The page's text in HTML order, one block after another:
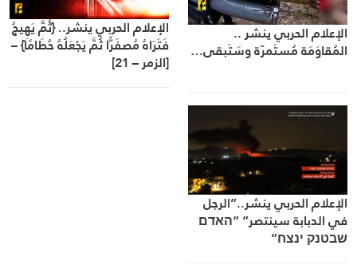
الإعلام الحربي ينشر ..
المُقاوَمَة مُستَمرّة وسَتَبقى…
الإعلام الحربي ينشر.. {ثُمَّ يَهِيجُ
فَتَرَاهُ مُصفَرًّا ثُمَّ يَجْعَلُهُ حُطَامًا} –
[الزمر – 21]
الإعلام الحربي ينشر..”الرجل
في الدبابة سينتصر” “האדם
שבטנק ינצח”